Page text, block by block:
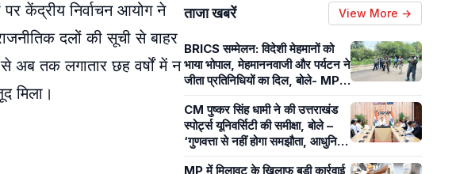
केंद्रीय निर्वाचन आयोग ने
दलों की सूची से बाहर
अब तक लगातार छह वर्षों में न
मिला।
ताजा खबरें View More →
BRICS सम्मेलन: विदेशी मेहमानों को
भाया भोपाल, मेहमाननवाजी और पर्यटन ने
जीता प्रतिनिधियों का दिल, बोले- MP
का आतिथ्य हमेशा रहेगा याद
CM पुष्कर सिंह धामी ने की उत्तराखंड
स्पोर्ट्स यूनिवर्सिटी की समीक्षा, बोले –
‘गुणवत्ता से नहीं होगा समझौता, आधुनिक
खेल सुविधाओं पर रहेगा फोकस’
MP में मिलावट के खिलाफ बड़ी कार्रवाई,